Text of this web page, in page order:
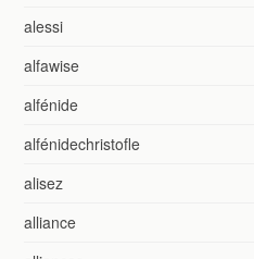
alessi
alfawise
alfénide
alfénidechristofle
alisez
alliance